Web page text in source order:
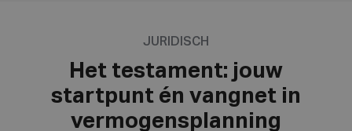
JURIDISCH
Het testament: jouw
startpunt én vangnet in
vermogensplanning